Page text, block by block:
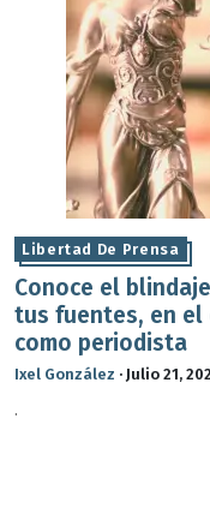
Libertad De Prensa
Conoce el
tus fuentes, en el
como periodista
Ixel González · Julio 21,
.